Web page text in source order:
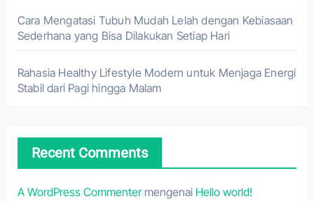
Cara Mengatasi Tubuh Mudah Lelah dengan Kebiasaan
Sederhana yang Bisa Dilakukan Setiap Hari
Rahasia Healthy Lifestyle Modern untuk Menjaga Energi
Stabil dari Pagi hingga Malam
Recent Comments
A WordPress Commentermengenai Hello world!